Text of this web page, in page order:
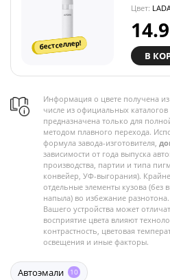
бестселлер!
Цвет:
В
Информация о цвете получена
числе из официальных
предназначена только для
методом плавного перехода.
формула завода-изготовителя,
зависимости от года выпуска
производства, партии и типа
конвейер, УФ-выгорания). Крайне
отдельные элементы кузова (без
напыла) во избежание
Вашего устройства может
восприятие цвета влияют
контрастность, цветовая
освещения и иные факторы.
Автоэмали 10